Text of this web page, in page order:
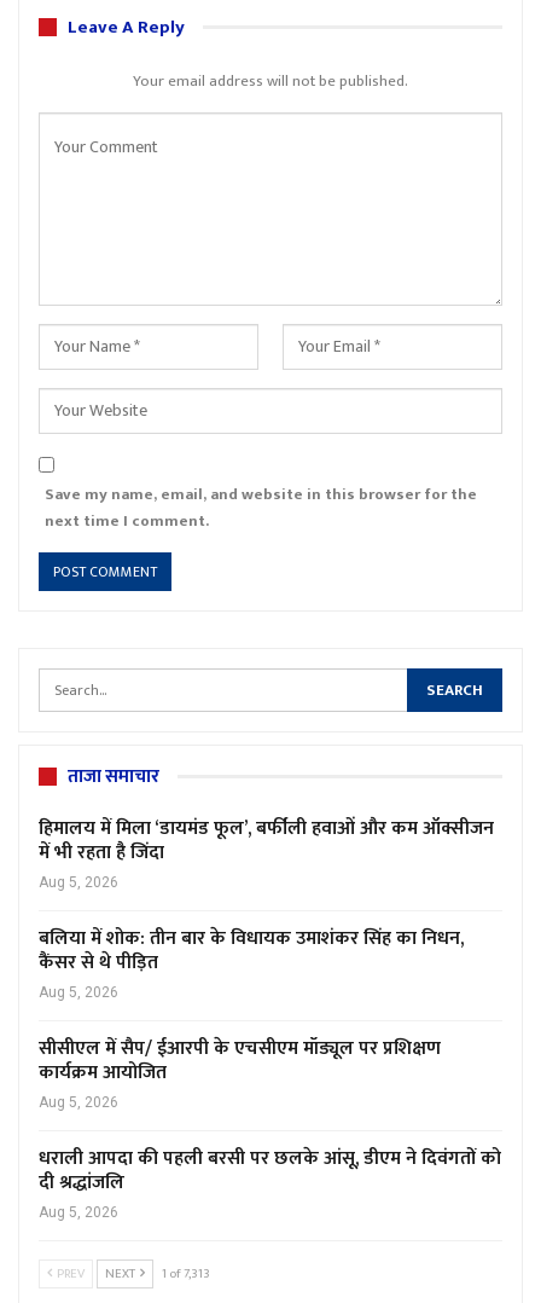
Leave A Reply
Your email address will not be published.
Save my name, email, and website in this browser for the
next time I comment.
ताजा समाचार
हिमालय में मिला ‘डायमंड फूल’, बर्फीली हवाओं और कम ऑक्सीजन
में भी रहता है जिंदा
Aug 5, 2026
बलिया में शोक: तीन बार के विधायक उमाशंकर सिंह का निधन,
कैंसर से थे पीड़ित
Aug 5, 2026
सीसीएल में सैप/ ईआरपी के एचसीएम मॉड्यूल पर प्रशिक्षण
कार्यक्रम आयोजित
Aug 5, 2026
धराली आपदा की पहली बरसी पर छलके आंसू, डीएम ने दिवंगतों को
दी श्रद्धांजलि
Aug 5, 2026
PREV NEXT 1 of 7,313